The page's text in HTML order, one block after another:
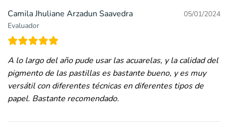
Camila Jhuliane Arzadun Saavedra
Evaluador
05/01/2024
A lo largo del año pude usar las acuarelas, y la calidad del
pigmento de las pastillas es bastante bueno, y es muy
versátil con diferentes técnicas en diferentes tipos de
papel. Bastante recomendado.